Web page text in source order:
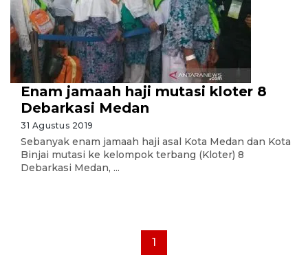
Enam jamaah haji mutasi kloter 8
Debarkasi Medan
31 Agustus 2019
Sebanyak enam jamaah haji asal Kota Medan dan Kota
Binjai mutasi ke kelompok terbang (Kloter) 8
Debarkasi Medan, ...
1